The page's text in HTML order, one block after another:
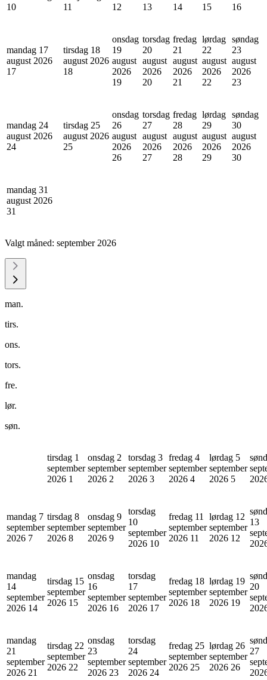
10
11
12
13
14
15
16
mandag 17
august 2026
17
tirsdag 18
august 2026
18
onsdag
19
august
2026
19
torsdag
20
august
2026
20
fredag
21
august
2026
21
lørdag
22
august
2026
22
søndag
23
august
2026
23
mandag 24
august 2026
24
tirsdag 25
august 2026
25
onsdag
26
august
2026
26
torsdag
27
august
2026
27
fredag
28
august
2026
28
lørdag
29
august
2026
29
søndag
30
august
2026
30
mandag 31
august 2026
31
Valgt måned: september 2026
man.
tirs.
ons.
tors.
fre.
lør.
søn.
tirsdag 1
september
2026 1
onsdag 2
september
2026 2
torsdag 3
september
2026 3
fredag 4
september
2026 4
lørdag 5
september
2026 5
mandag 7
september
2026 7
tirsdag 8
september
2026 8
onsdag 9
september
2026 9
torsdag
10
september
2026 10
fredag 11
september
2026 11
lørdag 12
september
2026 12
13
mandag
14
september
2026 14
tirsdag 15
september
2026 15
onsdag
16
september
2026 16
torsdag
17
september
2026 17
fredag 18
september
2026 18
lørdag 19
september
2026 19
20
mandag
21
september
2026 21
tirsdag 22
september
2026 22
onsdag
23
september
2026 23
torsdag
24
september
2026 24
fredag 25
september
2026 25
lørdag 26
september
2026 26
27